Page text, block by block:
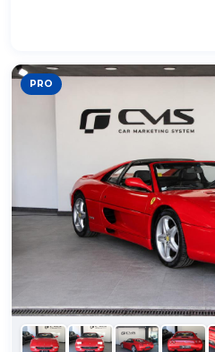
PRO